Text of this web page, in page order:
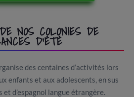
NOS COLONIES DE
D'ÉTÉ
des centaines d’activités lors
enfants et aux adolescents, en sus
et d’espagnol langue étrangère.